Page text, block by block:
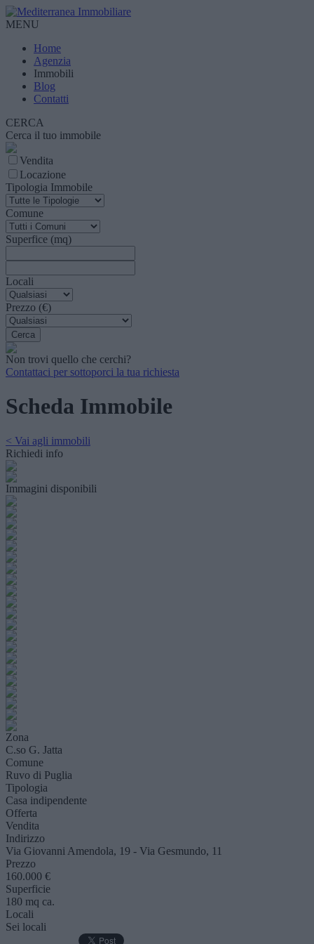
MENU
Home
Agenzia
Immobili
Blog
Contatti
CERCA
Cerca il tuo immobile
Vendita
Locazione
Tipologia Immobile
Comune
Superfice (mq)
Locali
Prezzo (€)
Non trovi quello che cerchi?
Contattaci per sottoporci la tua richiesta
Scheda Immobile
< Vai agli immobili
Richiedi info
Immagini disponibili
Zona
C.so G. Jatta
Comune
Ruvo di Puglia
Tipologia
Casa indipendente
Offerta
Vendita
Indirizzo
Via Giovanni Amendola, 19 - Via Gesmundo, 11
Prezzo
160.000 €
Superficie
180 mq ca.
Locali
Sei locali